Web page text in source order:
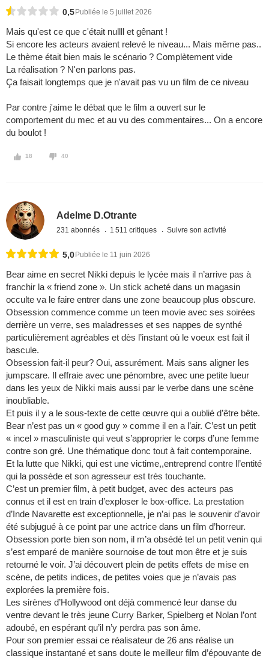
0,5 Publiée le 5 juillet 2026
Mais qu'est ce que c'était nullll et gênant !
Si encore les acteurs avaient relevé le niveau... Mais même pas..
Le thème était bien mais le scénario ? Complètement vide
La réalisation ? N'en parlons pas.
Ça faisait longtemps que je n'avait pas vu un film de ce niveau
Par contre j'aime le débat que le film a ouvert sur le
comportement du mec et au vu des commentaires... On a encore
du boulot !
18 40
Adelme D.Otrante
231 abonnés 1 511 critiques Suivre son activité
5,0 Publiée le 11 juin 2026
Bear aime en secret Nikki depuis le lycée mais il n’arrive pas à
franchir la « friend zone ». Un stick acheté dans un magasin
occulte va le faire entrer dans une zone beaucoup plus obscure.
Obsession commence comme un teen movie avec ses soirées
derrière un verre, ses maladresses et ses nappes de synthé
particulièrement agréables et dès l’instant où le voeux est fait il
bascule.
Obsession fait-il peur? Oui, assurément. Mais sans aligner les
jumpscare. Il effraie avec une pénombre, avec une petite lueur
dans les yeux de Nikki mais aussi par le verbe dans une scène
inoubliable.
Et puis il y a le sous-texte de cette œuvre qui a oublié d’être bête.
Bear n’est pas un « good guy » comme il en a l’air. C’est un petit
« incel » masculiniste qui veut s’approprier le corps d’une femme
contre son gré. Une thématique donc tout à fait contemporaine.
Et la lutte que Nikki, qui est une victime,,entreprend contre ll’entité
qui la possède et son agresseur est très touchante.
C’est un premier film, à petit budget, avec des acteurs pas
connus et il est en train d’exploser le box-office. La prestation
d’Inde Navarette est exceptionnelle, je n’ai pas le souvenir d’avoir
été subjugué à ce point par une actrice dans un film d’horreur.
Obsession porte bien son nom, il m’a obsédé tel un petit venin qui
s’est emparé de manière sournoise de tout mon être et je suis
retourné le voir. J’ai découvert plein de petits effets de mise en
scène, de petits indices, de petites voies que je n’avais pas
explorées la première fois.
Les sirènes d’Hollywood ont déjà commencé leur danse du
ventre devant le très jeune Curry Barker, Spielberg et Nolan l’ont
adoubé, en espérant qu’il n’y perdra pas son âme.
Pour son premier essai ce réalisateur de 26 ans réalise un
classique instantané et sans doute le meilleur film d’épouvante de